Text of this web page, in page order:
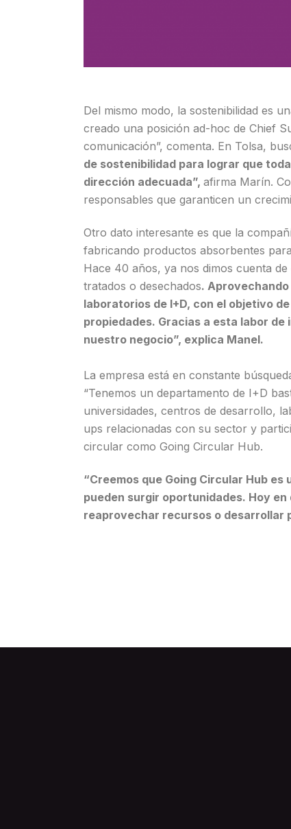
Del mismo modo, la sostenibilidad es
creado una posición ad-hoc de Chief
comunicación”, comenta. En Tolsa,
de sostenibilidad para lograr que
dirección adecuada”, afirma Marín.
responsables que garanticen un
Otro dato interesante es que la
fabricando productos absorbentes
Hace 40 años, ya nos dimos cuenta
tratados o desechados.
laboratorios de I+D, con el objetivo
propiedades. Gracias a esta labor
nuestro negocio”, explica Manel.
La empresa está en constante
“Tenemos un departamento de I+D
universidades, centros de desarrollo,
ups relacionadas con su sector y
circular como Going Circular Hub.
“Creemos que Going Circular Hub
pueden surgir oportunidades. Hoy
reaprovechar recursos o desarrollar